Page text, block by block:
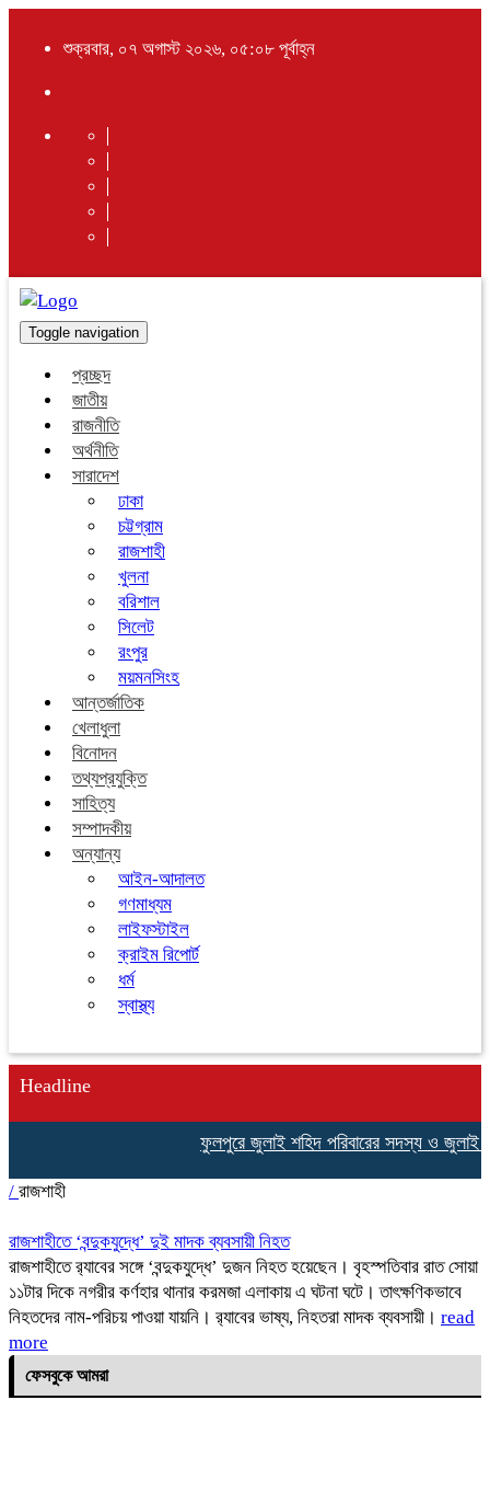
শুক্রবার, ০৭ অগাস্ট ২০২৬, ০৫:০৮ পূর্বাহ্ন
Toggle navigation
প্রচ্ছদ
জাতীয়
রাজনীতি
অর্থনীতি
সারাদেশ
ঢাকা
চট্টগ্রাম
রাজশাহী
খুলনা
বরিশাল
সিলেট
রংপুর
ময়মনসিংহ
আন্তর্জাতিক
খেলাধুলা
বিনোদন
তথ্যপ্রযুক্তি
সাহিত্য
সম্পাদকীয়
অন্যান্য
আইন-আদালত
গণমাধ্যম
লাইফস্টাইল
ক্রাইম রিপোর্ট
ধর্ম
স্বাস্থ্য
Headline
ফুলপুরে জুলাই শহিদ পরিবারের সদস্য ও জুলাই
/ রাজশাহী
রাজশাহীতে ‘বন্দুকযুদ্ধে’ দুই মাদক ব্যবসায়ী নিহত
রাজশাহীতে র‍্যাবের সঙ্গে ‘বন্দুকযুদ্ধে’ দুজন নিহত হয়েছেন। বৃহস্পতিবার রাত সোয়া
১১টার দিকে নগরীর কর্ণহার থানার করমজা এলাকায় এ ঘটনা ঘটে। তাৎক্ষণিকভাবে
নিহতদের নাম-পরিচয় পাওয়া যায়নি। র‍্যাবের ভাষ্য, নিহতরা মাদক ব্যবসায়ী। read
more
ফেসবুকে আমরা